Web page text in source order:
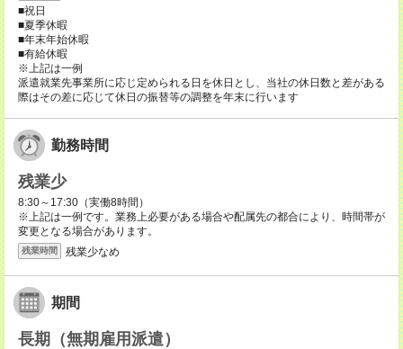
■祝日
■夏季休暇
■年末年始休暇
■有給休暇
※上記は一例
派遣就業先事業所に応じ定められる日を休日とし、当社の休日数と差がある
際はその差に応じて休日の振替等の調整を年末に行います
勤務時間
残業少
8:30～17:30（実働8時間）
※上記は一例です。業務上必要がある場合や配属先の都合により、時間帯が
変更となる場合があります。
残業時間 残業少なめ
期間
長期（無期雇用派遣）